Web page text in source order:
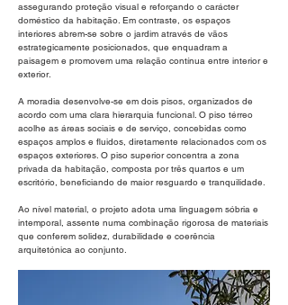
assegurando proteção visual e reforçando o carácter
doméstico da habitação. Em contraste, os espaços
interiores abrem-se sobre o jardim através de vãos
estrategicamente posicionados, que enquadram a
paisagem e promovem uma relação contínua entre interior e
exterior.
A moradia desenvolve-se em dois pisos, organizados de
acordo com uma clara hierarquia funcional. O piso térreo
acolhe as áreas sociais e de serviço, concebidas como
espaços amplos e fluidos, diretamente relacionados com os
espaços exteriores. O piso superior concentra a zona
privada da habitação, composta por três quartos e um
escritório, beneficiando de maior resguardo e tranquilidade.
Ao nível material, o projeto adota uma linguagem sóbria e
intemporal, assente numa combinação rigorosa de materiais
que conferem solidez, durabilidade e coerência
arquitetónica ao conjunto.